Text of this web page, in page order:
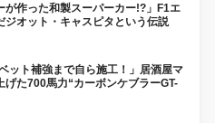
が作った和製スーパーカー!?」F1エ
ジオット・キャスピタという伝説
ット補強まで自ら施工！」居酒屋マ
げた700馬力“カーボンケブラーGT-